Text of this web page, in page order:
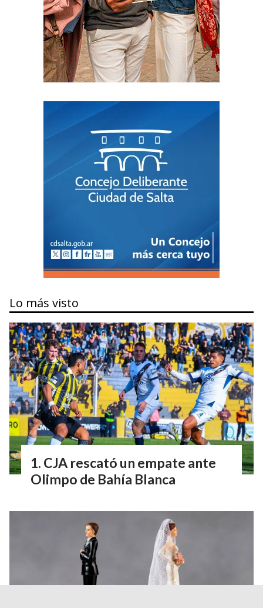
Lo más visto
CJA rescató un empate ante
Olimpo de Bahía Blanca